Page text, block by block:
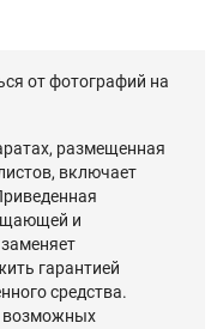
от фотографий на
размещенная
включает
и
гарантией
средства.
возможных